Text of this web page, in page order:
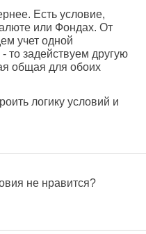
Есть условие,
или Фондах. От
учет одной
то задействуем другую
общая для обоих
логику условий и
не нравится?